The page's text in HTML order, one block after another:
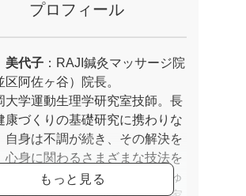
プロフィール
代子 ：RAJI鍼灸マッサージ院
区阿佐ヶ谷）院長。
大学運動生理学研究室技師。長
康づくりの基礎研究に携わりな
自身は不調が続き、その解決を
心身に関わるさまざまな技法を
る。早期退職し、はり師・きゅ